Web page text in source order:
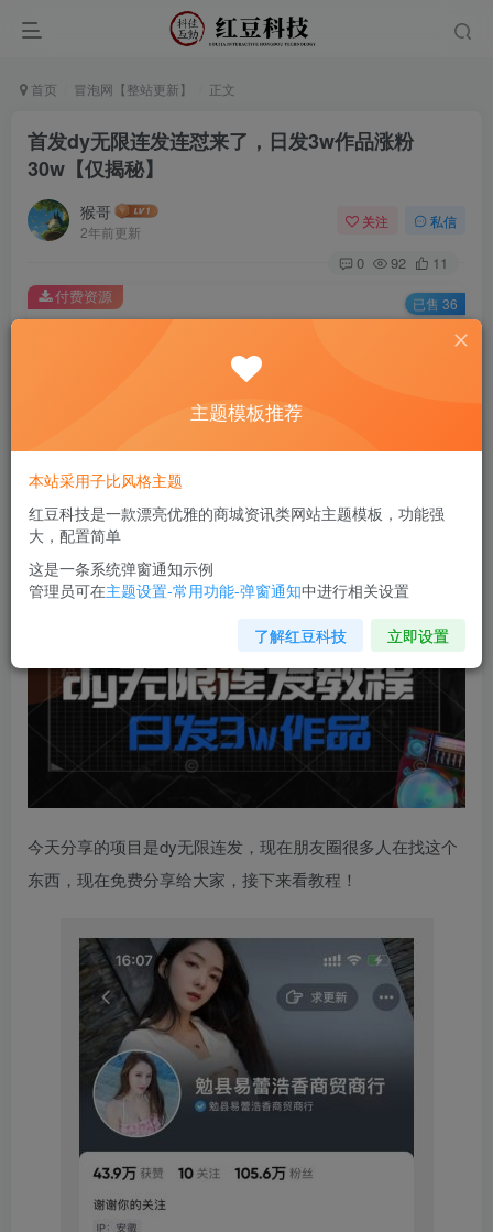
首页 冒泡网【整站更新】 正文
首发dy无限连发连怼来了，日发3w作品涨粉
30w【仅揭秘】
猴哥
2年前更新
关注 私信
0 92 11
此内容为付费资源，请付费后查看
￥9.9
您当前未登录！建议登陆后购买，可保存购买订单
付费资源 已售 36
首发dy无限连发连怼来了，日发3w作品涨粉30w【仅揭秘】
今天分享的项目是dy无限连发，现在朋友圈很多人在找这个
东西，现在免费分享给大家，接下来看教程！
主题模板推荐
本站采用子比风格主题
红豆科技是一款漂亮优雅的商城资讯类网站主题模板，功能强
大，配置简单
这是一条系统弹窗通知示例
管理员可在主题设置-常用功能-弹窗通知中进行相关设置
了解红豆科技 立即设置